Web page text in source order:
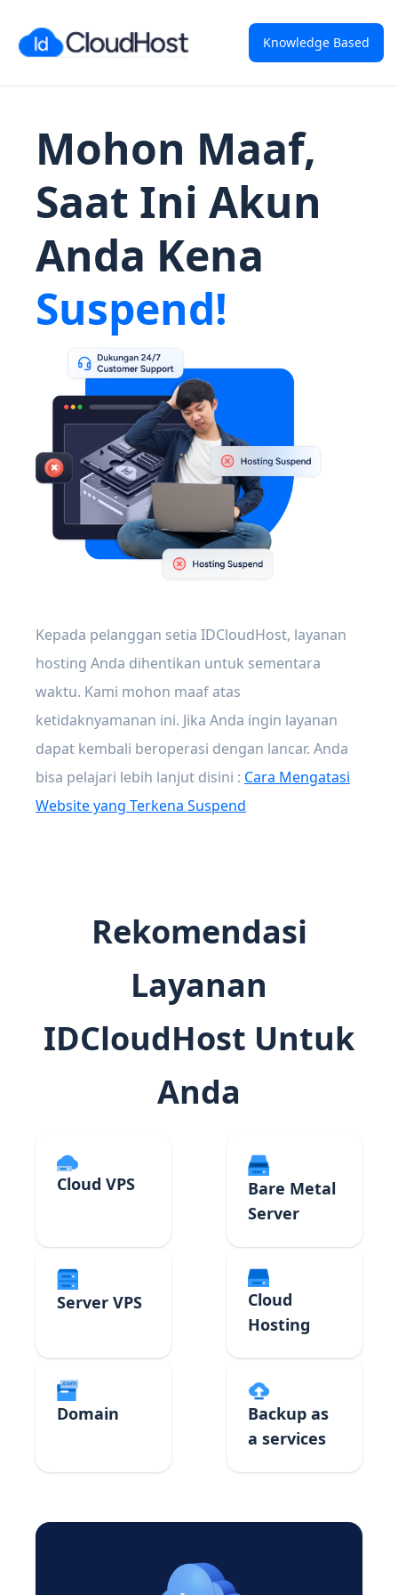
Knowledge Based
Mohon Maaf,
Saat Ini Akun
Anda Kena
Suspend!
Kepada pelanggan setia IDCloudHost, layanan
hosting Anda dihentikan untuk sementara
waktu. Kami mohon maaf atas
ketidaknyamanan ini. Jika Anda ingin layanan
dapat kembali beroperasi dengan lancar. Anda
bisa pelajari lebih lanjut disini : Cara Mengatasi
Website yang Terkena Suspend
Rekomendasi
Layanan
IDCloudHost Untuk
Anda
Cloud VPS
Bare Metal
Server
Server VPS
Cloud
Hosting
Domain
Backup as
a services